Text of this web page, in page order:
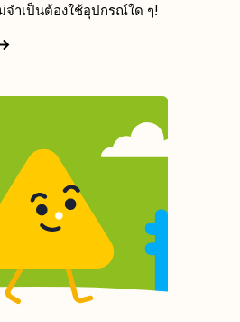
จำเป็นต้องใช้อุปกรณ์ใด ๆ!